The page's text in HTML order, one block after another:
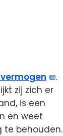
.
zij zich er
is een
en weet
te behouden.